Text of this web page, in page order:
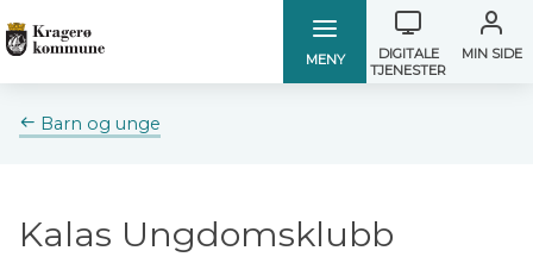
Kragerø
kommune
Kragerø
kommune
DIGITALE
TJENESTER
MIN SIDE
MENY
Du
er
Barn og unge
Kalas Ungdomsklubb